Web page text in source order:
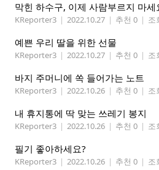
막힌 하수구, 이제 사람부르지 마세
KReporter3 | 2022.10.27 | 추천 0 | 조
예쁜 우리 딸을 위한 선물
KReporter3 | 2022.10.27 | 추천 0 | 조
바지 주머니에 쏙 들어가는 노트
KReporter3 | 2022.10.26 | 추천 0 | 조
내 휴지통에 딱 맞는 쓰레기 봉지
KReporter3 | 2022.10.26 | 추천 0 | 조
필기 좋아하세요?
KReporter3 | 2022.10.26 | 추천 0 | 조